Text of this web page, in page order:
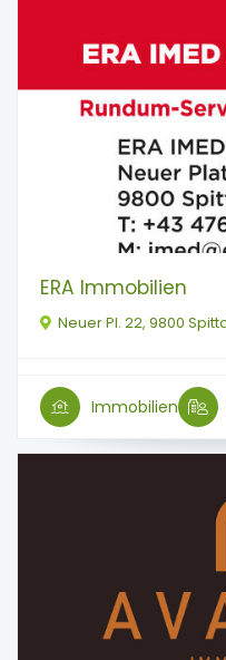
ERA Immobilien
Neuer Pl. 22, 9800
Immobilien